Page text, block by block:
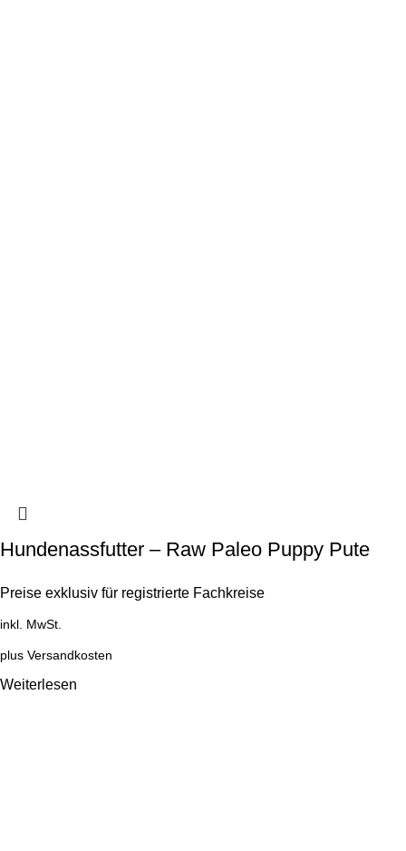
Hundenassfutter – Raw Paleo Puppy Pute
Preise exklusiv für registrierte Fachkreise
inkl. MwSt.
plus Versandkosten
Weiterlesen